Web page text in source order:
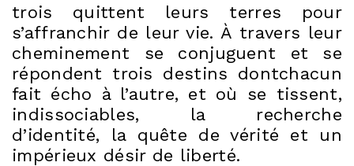
trois quittent leurs terres pour
s’affranchir de leur vie. À travers leur
cheminement se conjuguent et se
répondent trois destins dontchacun
fait écho à l’autre, et où se tissent,
indissociables, la recherche
d’identité, la quête de vérité et un
impérieux désir de liberté.